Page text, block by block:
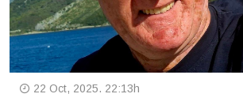
22 Oct, 2025. 22:13h